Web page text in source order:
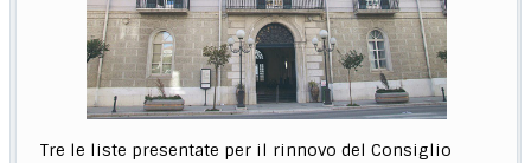
Tre le liste presentate per il rinnovo del Consiglio